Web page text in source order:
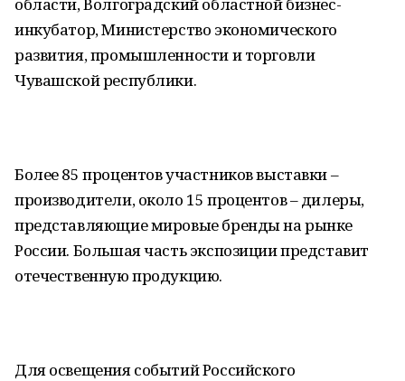
инкубатор, Министерство экономического
развития, промышленности и торговли
Чувашской республики.
Более 85 процентов участников выставки –
производители, около 15 процентов – дилеры,
представляющие мировые бренды на рынке
России. Большая часть экспозиции представит
отечественную продукцию.
Для освещения событий Российского